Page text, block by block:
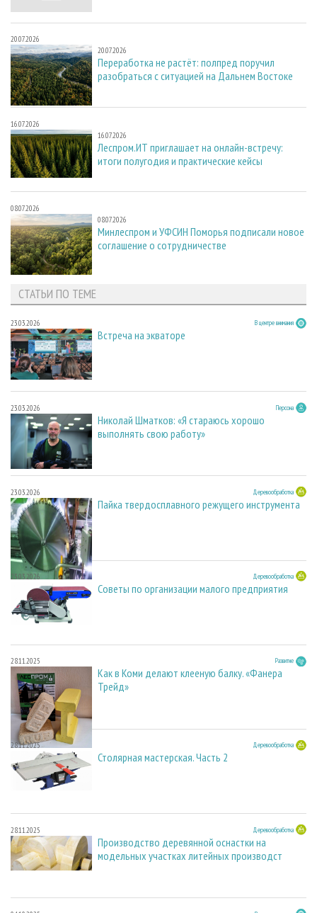
20.07.2026
20.07.2026
Переработка не растёт: полпред поручил
разобраться с ситуацией на Дальнем Востоке
16.07.2026
16.07.2026
Леспром.ИТ приглашает на онлайн-встречу:
итоги полугодия и практические кейсы
08.07.2026
08.07.2026
Минлеспром и УФСИН Поморья подписали новое
соглашение о сотрудничестве
СТАТЬИ ПО ТЕМЕ
23.03.2026 В центре внимания
Встреча на экваторе
23.03.2026 Персона
Николай Шматков: «Я стараюсь хорошо
выполнять свою работу»
23.03.2026 Деревообработка
Пайка твердосплавного режущего инструмента
23.03.2026 Деревообработка
Советы по организации малого предприятия
28.11.2025 Развитие
Как в Коми делают клееную балку. «Фанера
Трейд»
28.11.2025 Деревообработка
Столярная мастерская. Часть 2
28.11.2025 Деревообработка
Производство деревянной оснастки на
модельных участках литейных производст